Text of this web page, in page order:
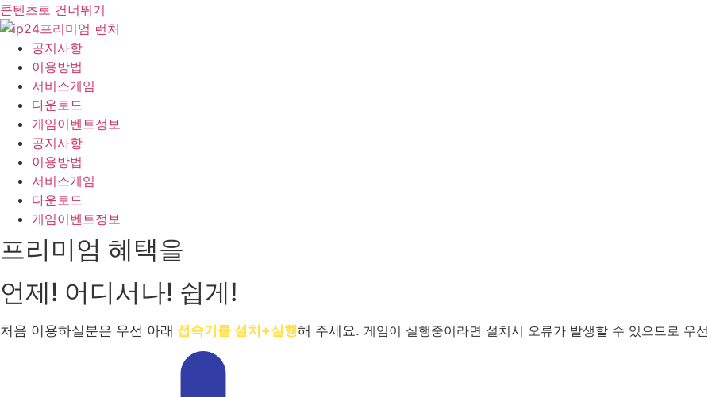
콘텐츠로 건너뛰기
공지사항
이용방법
서비스게임
다운로드
게임이벤트정보
공지사항
이용방법
서비스게임
다운로드
게임이벤트정보
프리미엄 혜택을
언제! 어디서나! 쉽게!
처음 이용하실분은 우선 아래 접속기를 설치+실행해 주세요. 게임이 실행중이라면 설치시 오류가 발생할 수 있으므로 우선